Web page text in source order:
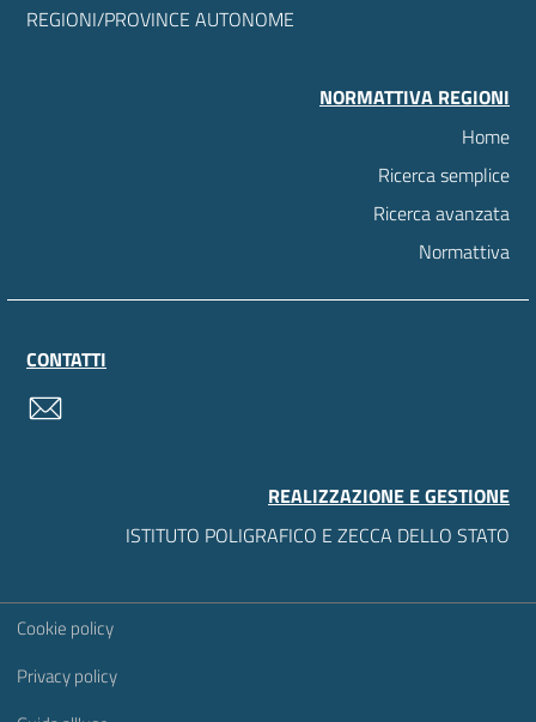
REGIONI/PROVINCE AUTONOME
NORMATTIVA REGIONI
Home
Ricerca semplice
Ricerca avanzata
Normattiva
CONTATTI
REALIZZAZIONE E GESTIONE
ISTITUTO POLIGRAFICO E ZECCA DELLO STATO
Sezione Link Utili
Cookie policy
Privacy policy